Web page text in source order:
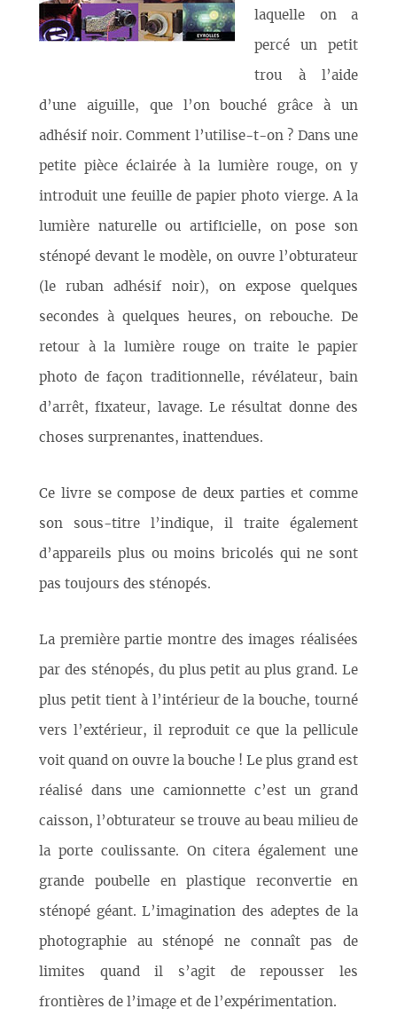
laquelle on a
percé un petit
trou à l’aide
d’une aiguille, que l’on bouché grâce à un
adhésif noir. Comment l’utilise-t-on ? Dans une
petite pièce éclairée à la lumière rouge, on y
introduit une feuille de papier photo vierge. A la
lumière naturelle ou artificielle, on pose son
sténopé devant le modèle, on ouvre l’obturateur
(le ruban adhésif noir), on expose quelques
secondes à quelques heures, on rebouche. De
retour à la lumière rouge on traite le papier
photo de façon traditionnelle, révélateur, bain
d’arrêt, fixateur, lavage. Le résultat donne des
choses surprenantes, inattendues.
Ce livre se compose de deux parties et comme
son sous-titre l’indique, il traite également
d’appareils plus ou moins bricolés qui ne sont
pas toujours des sténopés.
La première partie montre des images réalisées
par des sténopés, du plus petit au plus grand. Le
plus petit tient à l’intérieur de la bouche, tourné
vers l’extérieur, il reproduit ce que la pellicule
voit quand on ouvre la bouche ! Le plus grand est
réalisé dans une camionnette c’est un grand
caisson, l’obturateur se trouve au beau milieu de
la porte coulissante. On citera également une
grande poubelle en plastique reconvertie en
sténopé géant. L’imagination des adeptes de la
photographie au sténopé ne connaît pas de
limites quand il s’agit de repousser les
frontières de l’image et de l’expérimentation.